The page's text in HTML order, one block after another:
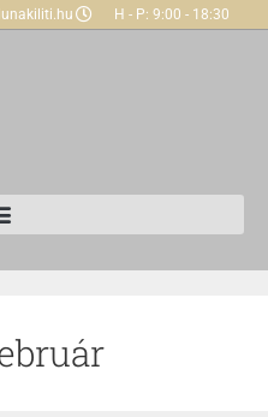
H - P: 9:00 - 18:30